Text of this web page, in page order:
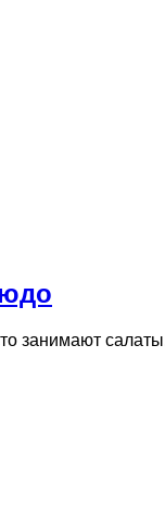
занимают